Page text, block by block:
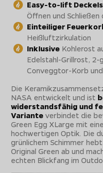
Easy-to-lift
Öffnen und Schließen
Einteiliger
Heißluftzirkulation
Inklusive Kohlerost
Edelstahl-Grillrost,
Conveggtor-Korb
Die
NASA entwickelt und ist
widerstandsfähig und
Variante verbindet die
Green Egg XLarge mit
hochwertigen Optik. Die
grünlichem Schimmer
Original Green ab und
echten Blickfang im